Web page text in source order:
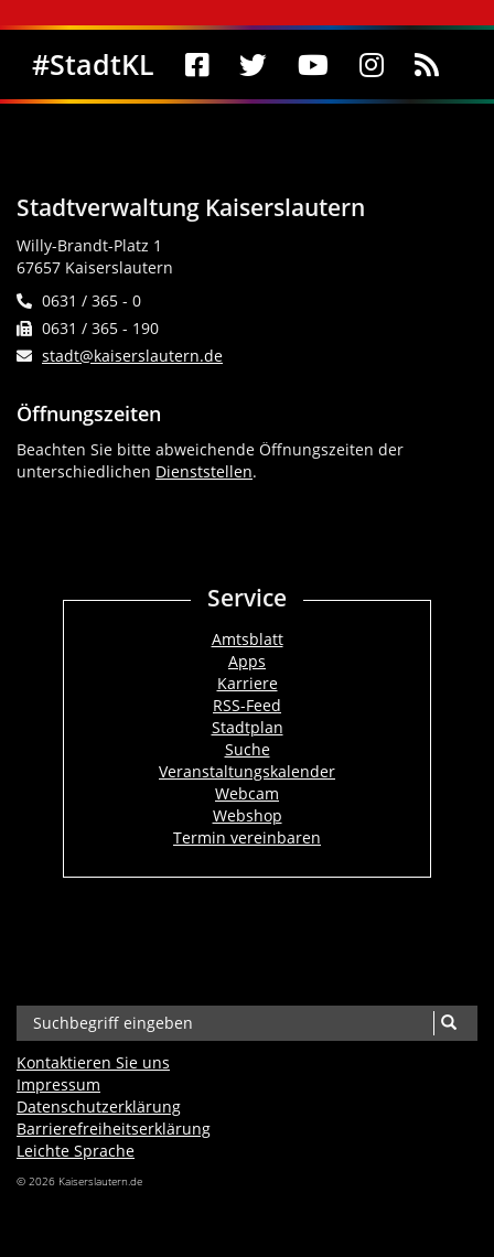
Social Media
#StadtKL
Stadtverwaltung Kaiserslautern
Willy-Brandt-Platz 1
67657 Kaiserslautern
0631 / 365 - 0
0631 / 365 - 190
stadt@kaiserslautern.de
Öffnungszeiten
Beachten Sie bitte abweichende Öffnungszeiten der
unterschiedlichen Dienststellen.
Service
Amtsblatt
Apps
Karriere
RSS-Feed
Stadtplan
Suche
Veranstaltungskalender
Webcam
Webshop
Termin vereinbaren
Kontaktieren Sie uns
Impressum
Datenschutzerklärung
Barrierefreiheits­erklärung
Leichte Sprache
© 2026 Kaiserslautern.de